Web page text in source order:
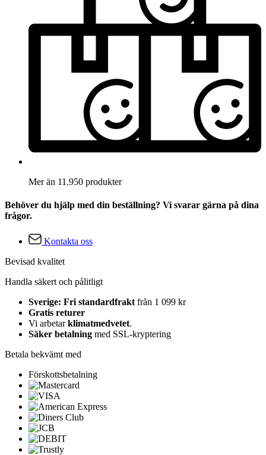
Mer än 11.950 produkter
Behöver du hjälp med din beställning? Vi svarar gärna på dina
frågor.
Kontakta oss
Bevisad kvalitet
Handla säkert och pålitligt
Sverige: Fri standardfrakt från 1 099 kr
Gratis returer
Vi arbetarklimatmedvetet.
Säker betalning med SSL-kryptering
Betala bekvämt med
Förskottsbetalning